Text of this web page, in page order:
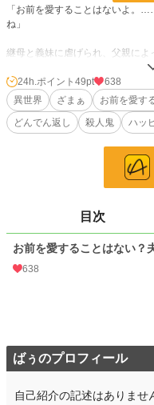
「お前を愛することはないよ。
ね」
継母と義妹に虐げられ、父親に
然で嫁がされた子爵令嬢、ポメラ
実の親に厄介払いされた挙句、こ
ポメラは天井を見つめ、深くため
「あーあ、本当に私の人生、散々
でも、ポメラには実は秘密があっ
16,035 位 /
7,084 位 / 66,339 件
お気に入り 60
24h.ポイント
初回公開日時 2026.03.30 11:53
24h.ポイント 49pt
638
異世界
ざまぁ お前を愛す
どんでん返し
殺人鬼 ハッ
目次
お前を愛することはない
638
ばぅのプロフィール
自己紹介の記述はありませ